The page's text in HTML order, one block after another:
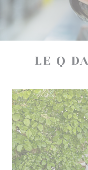
LE Q